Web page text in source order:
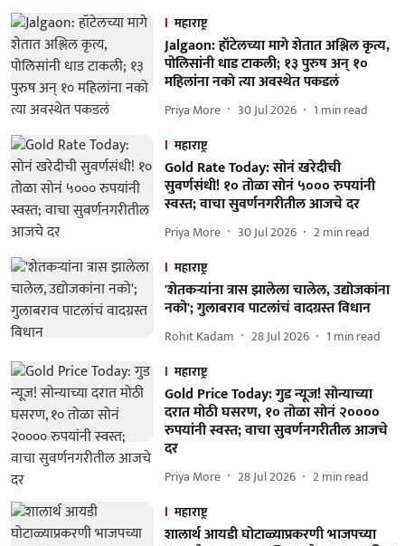
महाराष्ट्र
Jalgaon: हॉटेलच्या मागे शेतात अश्लिल कृत्य,
पोलिसांनी धाड टाकली; १३ पुरुष अन् १०
महिलांना नको त्या अवस्थेत पकडलं
Priya More 30 Jul 2026 1 min read
महाराष्ट्र
Gold Rate Today: सोनं खरेदीची
सुवर्णसंधी! १० तोळा सोनं ५००० रुपयांनी
स्वस्त; वाचा सुवर्णनगरीतील आजचे दर
Priya More 30 Jul 2026 2min read
महाराष्ट्र
'शेतकऱ्यांना त्रास झालेला चालेल, उद्योजकांना
नको'; गुलाबराव पाटलांचं वादग्रस्त विधान
Rohit Kadam 28 Jul 2026 1 min read
महाराष्ट्र
Gold Price Today: गुड न्यूज! सोन्याच्या
दरात मोठी घसरण, १० तोळा सोनं २००००
रुपयांनी स्वस्त; वाचा सुवर्णनगरीतील आजचे
दर
Priya More 28 Jul 2026 2min read
महाराष्ट्र
शालार्थ आयडी घोटाळ्याप्रकरणी भाजपच्या